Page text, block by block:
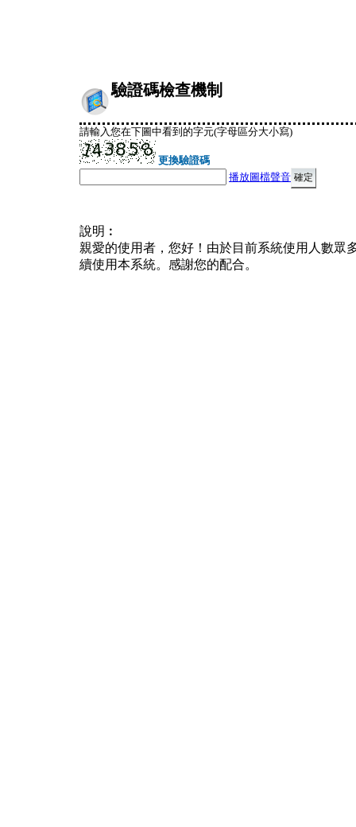
驗證碼檢查機制
請輸入您在下圖中看到的字元(字母區分大小寫)
更換驗證碼
播放圖檔聲音
說明︰
親愛的使用者，您好！由於目前系統使用人數眾
續使用本系統。感謝您的配合。